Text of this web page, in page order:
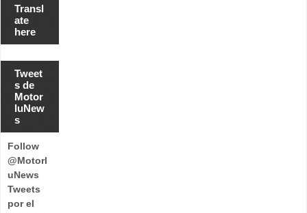
Transl
ate
here
Tweet
s de
Motor
luNew
s
Follow
@Motorl
uNews
Tweets
por el